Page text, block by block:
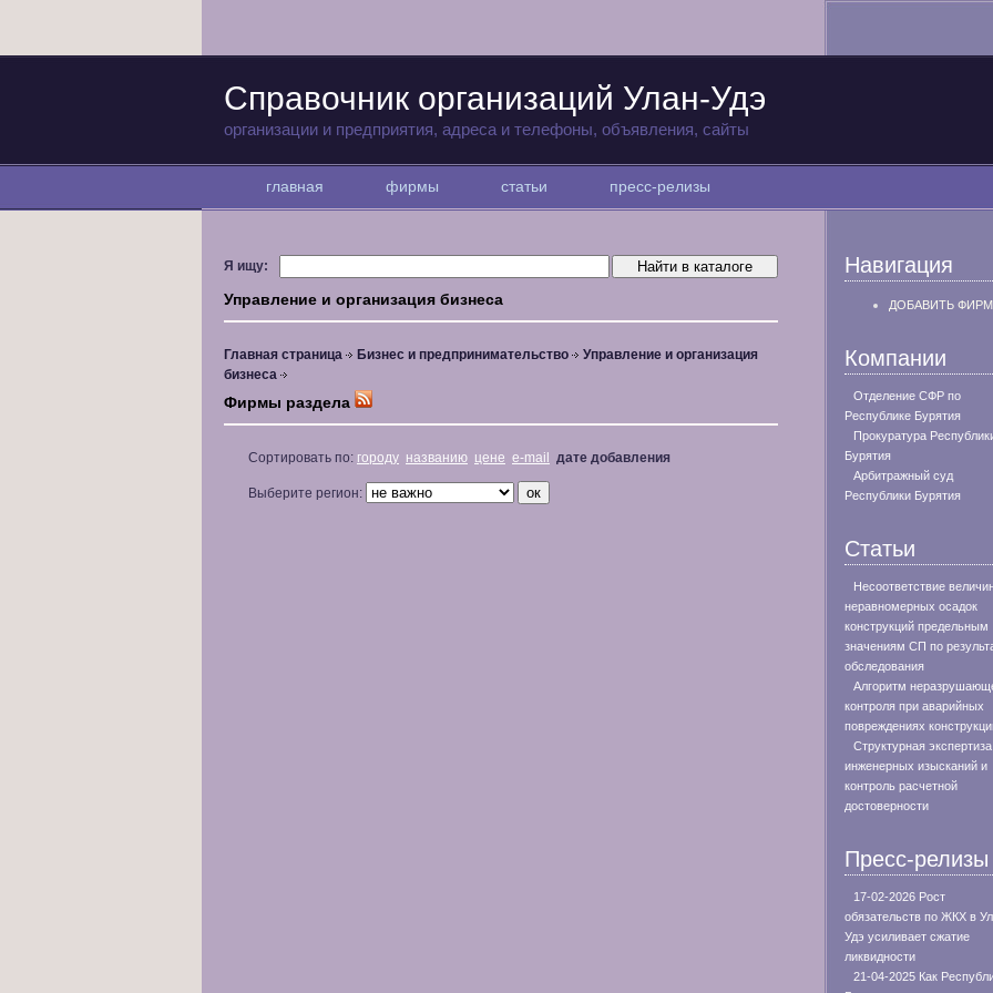
Справочник организаций Улан-Удэ
организации и предприятия, адреса и телефоны, объявления, сайты
главная фирмы статьи пресс-релизы
Я ищу:
Управление и организация бизнеса
Главная страница Бизнес и предпринимательство
Управление и организация
бизнеса
Фирмы раздела
Сортировать по: городу названию цене e-mail дате добавления
Выберите регион:
Навигация
ДОБАВИТЬ
Компании
Отделение СФР по
Республике Бурятия
Прокуратура
Бурятия
Арбитражный суд
Республики Бурятия
Статьи
Несоответствие
неравномерных осадок
конструкций предельным
значениям СП по
обследования
Алгоритм
контроля при аварийных
повреждениях
Структурная экспертиза
инженерных изысканий и
контроль расчетной
достоверности
Пресс-релизы
17-02-2026 Рост
обязательств по ЖКХ в
Удэ усиливает сжатие
ликвидности
21-04-2025 Как